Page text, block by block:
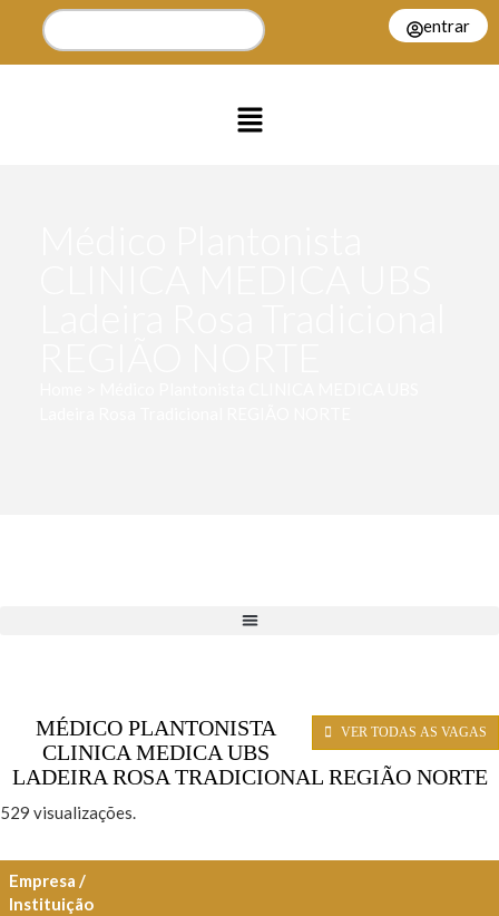
entrar
VER TODAS AS VAGAS
MÉDICO PLANTONISTA
CLINICA MEDICA UBS
LADEIRA ROSA TRADICIONAL REGIÃO NORTE
529 visualizações.
Empresa /
Instituição